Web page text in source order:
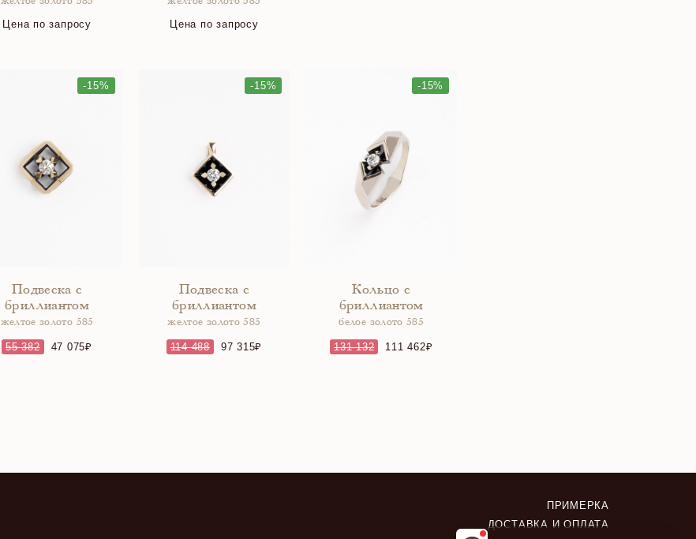
Цена по запросу Цена по запросу
-15%
Подвеска с
бриллиантом
желтое золото 585
55 382 47 075
-15%
Подвеска с
бриллиантом
желтое золото 585
114 488 97 315
-15%
Кольцо с
бриллиантом
белое золото 585
131 132 111 462
ПРИМЕРКА
ДОСТАВКА И ОПЛАТА